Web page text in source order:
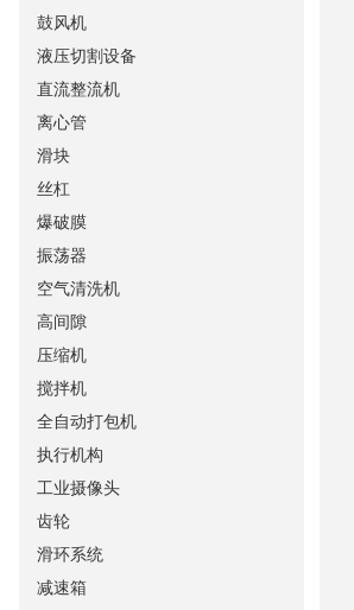
鼓风机
液压切割设备
直流整流机
离心管
滑块
丝杠
爆破膜
振荡器
空气清洗机
高间隙
压缩机
搅拌机
全自动打包机
执行机构
工业摄像头
齿轮
滑环系统
减速箱